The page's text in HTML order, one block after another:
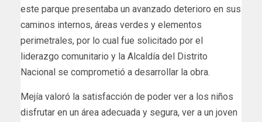
este parque presentaba un avanzado deterioro en sus
caminos internos, áreas verdes y elementos
perimetrales, por lo cual fue solicitado por el
liderazgo comunitario y la Alcaldía del Distrito
Nacional se comprometió a desarrollar la obra.
Mejía valoró la satisfacción de poder ver a los niños
disfrutar en un área adecuada y segura, ver a un joven